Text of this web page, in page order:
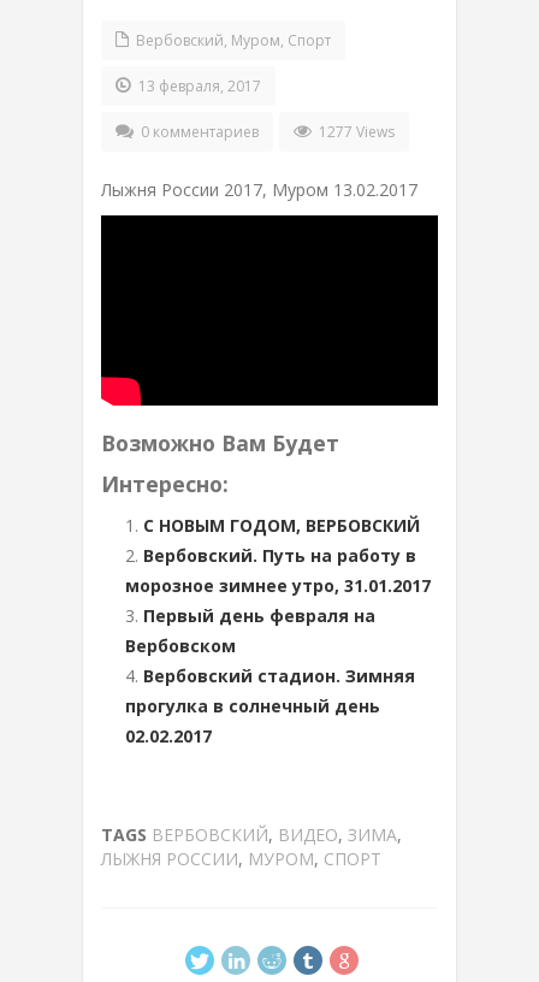
Вербовский, Муром, Спорт
13 февраля, 2017
0 комментариев 1277 Views
Лыжня России 2017, Муром 13.02.2017
Возможно Вам Будет
Интересно:
С НОВЫМ ГОДОМ, ВЕРБОВСКИЙ
Вербовский. Путь на работу в
морозное зимнее утро, 31.01.2017
Первый день февраля на
Вербовском
Вербовский стадион. Зимняя
прогулка в солнечный день
02.02.2017
TAGS ВЕРБОВСКИЙ, ВИДЕО, ЗИМА,
ЛЫЖНЯ РОССИИ, МУРОМ, СПОРТ